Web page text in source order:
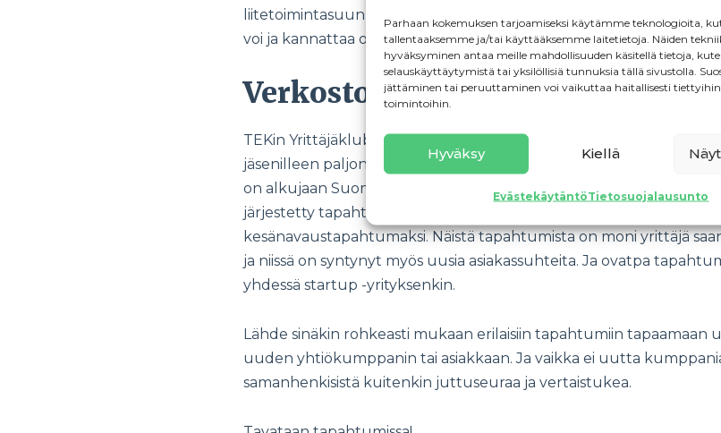
Parhaan kokemuksen tarjoamiseksi käytämme teknologioita,
tallentaaksemme ja/tai käyttääksemme laitetietoja. Näiden
hyväksyminen antaa meille mahdollisuuden käsitellä tietoja,
selauskäyttäytymistä tai yksilöllisiä tunnuksia tällä sivustolla.
jättäminen tai peruuttaminen voi vaikuttaa haitallisesti
toimintoihin.
Hyväksy Kiellä
EvästekäytäntöTietosuojalausunto
liitetoimintasuunnitelmaa ja hinnoittelua. Edellä mainitut ovat
voi ja kannattaa olla liiton jäsen.
Verkostoista voimaa ja
TEKin Yrittäjäklubi perustettiin aikanaan kokoamaan tekkiläiset
jäsenilleen paljon erilaisia koulutuksia ja verkostoitumistilaisuuksia.
on alkujaan Suomen Ekonomien kanssa järjestetty vuosittainen Ilo
järjestetty tapahtuma on sittemmin laajentunut kaikkien AKYn
kesänavaustapahtumaksi. Näistä tapahtumista on moni yrittäjä
ja niissä on syntynyt myös uusia asiakassuhteita. Ja ovatpa
yhdessä startup -yrityksenkin.
Lähde sinäkin rohkeasti mukaan erilaisiin tapahtumiin tapaamaan
uuden yhtiökumppanin tai asiakkaan. Ja vaikka ei uutta
samanhenkisistä kuitenkin juttuseuraa ja vertaistukea.